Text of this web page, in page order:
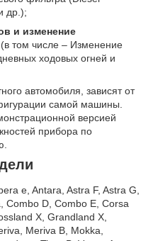
др.);
и изменение
(в том числе – Изменение
ходовых огней и
автомобиля, зависят от
самой машины.
версией
прибора по
e, Antara, Astra F, Astra G,
Combo D, Combo E, Corsa
X, Grandland X,
Meriva B, Mokka,